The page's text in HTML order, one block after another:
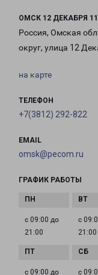
ОМСК 12 ДЕКАБРЯ
Россия, Омская
округ, улица 12
на карте
ТЕЛЕФОН
+7(3812) 292-822
EMAIL
omsk@pecom.ru
ГРАФИК РАБОТЫ
с 09:00 до
21:00
с
21:00
с 09:00 до с